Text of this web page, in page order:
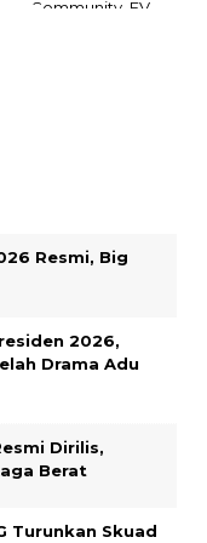
Resmi, Big
2026,
Drama Adu
Dirilis,
Berat
Turunkan Skuad